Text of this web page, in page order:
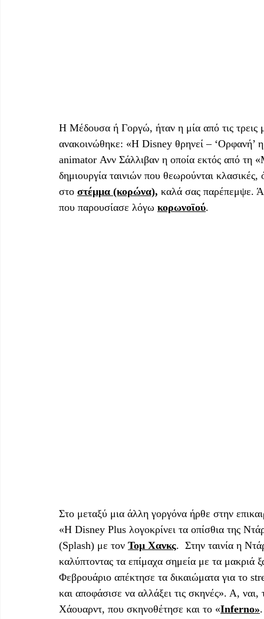
Η Μέδουσα ή Γοργώ, ήταν η μία από τις τρεις
ανακοινώθηκε: «Η Disney θρηνεί – ‘Ορφανή’
animator Ανν Σάλλιβαν η οποία εκτός από τη
δημιουργία ταινιών που θεωρούνται
στο στέμμα (κορώνα), καλά σας παρέπεμψε.
που παρουσίασε λόγω κορωνοϊού.
Στο μεταξύ μια άλλη γοργόνα ήρθε στην
«Η Disney Plus λογοκρίνει τα οπίσθια της
(Splash) με τον Τομ Χανκς.  Στην ταινία η
καλύπτοντας τα επίμαχα σημεία με τα
Φεβρουάριο απέκτησε τα δικαιώματα για το
και αποφάσισε να αλλάξει τις σκηνές». Α,
Χάουαρντ, που σκηνοθέτησε και το «Inferno»